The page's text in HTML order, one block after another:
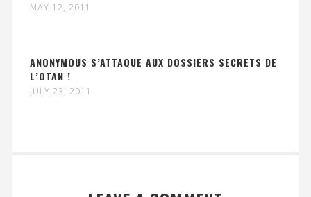
MAY 12, 2011
ANONYMOUS S’ATTAQUE AUX DOSSIERS SECRETS DE
L’OTAN !
JULY 23, 2011